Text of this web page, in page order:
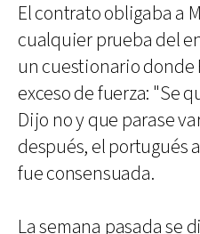
El contrato obligaba a
cualquier prueba del
un cuestionario donde
exceso de fuerza: "Se
Dijo no y que parase
después, el portugués
fue consensuada.
La semana pasada se